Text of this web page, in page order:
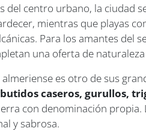
del centro urbano, la ciudad
mientras que playas
Para los amantes del
una oferta de
es otro de sus
caseros, gurullos,
con denominación
y sabrosa.